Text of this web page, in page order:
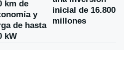
km de
y
de hasta
kW
inicial de 16.800
millones